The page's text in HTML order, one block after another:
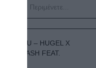
Περιμένετε...
YOU – HUGEL X
X ARASH FEAT.